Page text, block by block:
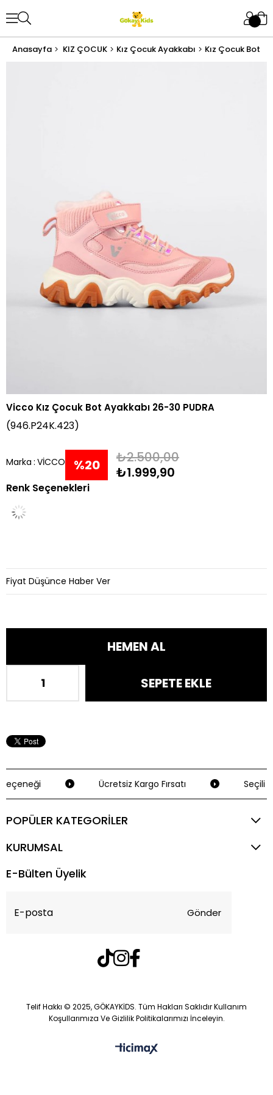
Anasayfa KIZ ÇOCUK Kız Çocuk Ayakkabı Kız Çocuk Bot
Vicco Kız Çocuk Bot Ayakkabı 26-30 PUDRA
(946.P24K.423)
Marka : VİCCO %20
İndirim
₺2.500,00
₺1.999,90
Renk Seçenekleri
Fiyat Düşünce Haber Ver
Ücretsiz Kargo Fırsatı Seçili
POPÜLER KATEGORİLER
KURUMSAL
E-Bülten Üyelik
Gönder
Telif Hakkı © 2025, GÖKAYKİDS. Tüm Hakları Saklıdır Kullanım
Koşullarımıza Ve Gizlilik Politikalarımızı İnceleyin.